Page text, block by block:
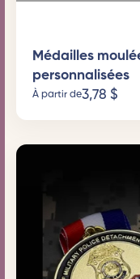
Médailles
personnalisées
À partir de3,78 $